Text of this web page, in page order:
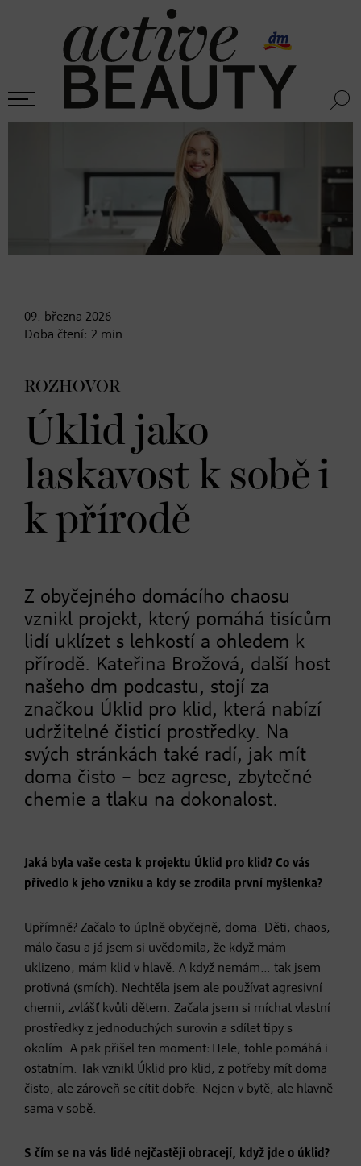
09. března 2026
Doba čtení: 2 min.
ROZHOVOR
Úklid jako
laskavost k sobě i
k přírodě
Z obyčejného domácího chaosu
vznikl projekt, který pomáhá tisícům
lidí uklízet s lehkostí a ohledem k
přírodě. Kateřina Brožová, další host
našeho dm podcastu, stojí za
značkou Úklid pro klid, která nabízí
udržitelné čisticí prostředky. Na
svých stránkách také radí, jak mít
doma čisto – bez agrese, zbytečné
chemie a tlaku na dokonalost.
Jaká byla vaše cesta k projektu Úklid pro klid? Co vás
přivedlo k jeho vzniku a kdy se zrodila první myšlenka?
Upřímně? Začalo to úplně obyčejně, doma. Děti, chaos,
málo času a já jsem si uvědomila, že když mám
uklizeno, mám klid v hlavě. A když nemám… tak jsem
protivná (smích). Nechtěla jsem ale používat agresivní
chemii, zvlášť kvůli dětem. Začala jsem si míchat vlastní
prostředky z jednoduchých surovin a sdílet tipy s
okolím. A pak přišel ten moment: Hele, tohle pomáhá i
ostatním. Tak vznikl Úklid pro klid, z potřeby mít doma
čisto, ale zároveň se cítit dobře. Nejen v bytě, ale hlavně
sama v sobě.
S čím se na vás lidé nejčastěji obracejí, když jde o úklid?